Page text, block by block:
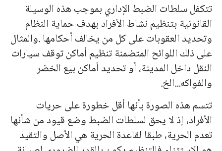
تتكفل سلطات الضبط الإداري بموجب هذه الوسيلة
القانونية بتنظيم نشاط الأفراد بهدف حماية النظام
وتحديد العقوبات على كل من يخالف أحكامها .والمثال
على ذلك اللوائح المتضمنة تنظيم أماكن توقف سيارات
النقل داخل المدينة، أو تحديد أماكن بيع الخضر
والفواكه...الخ.
تتسم هذه الصورة بأنها أقل خطورة على حريات
الأفراد، إذ لا يحق لسلطات الضبط وضع قيود من شأنها
تعدم الحرية، طبقا لقاعدة الحرية هي الأصل والتقيد